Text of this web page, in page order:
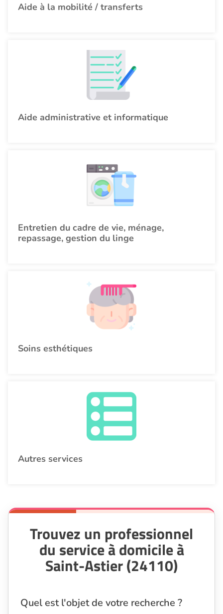
Aide à la mobilité / transferts
Aide administrative et informatique
Entretien du cadre de vie, ménage,
repassage, gestion du linge
Soins esthétiques
Autres services
Trouvez un professionnel
du service à domicile à
Saint-Astier (24110)
Quel est l'objet de votre recherche ?